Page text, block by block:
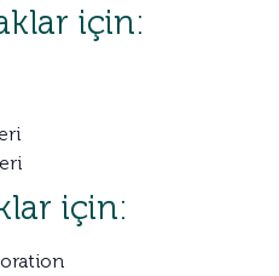
için:
için: